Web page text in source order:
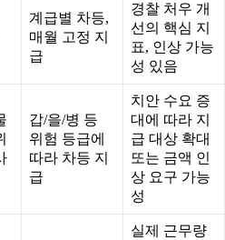
계급별 차등,
매월 고정 지
급
경찰 처우 개
선의 핵심 지
표, 인상 가능
성 있음
갑/을/병 등
위험 등급에
따라 차등 지
급
치안 수요 증
대에 따라 지
급 대상 확대
또는 금액 인
상 요구 가능
성
실제 근무량